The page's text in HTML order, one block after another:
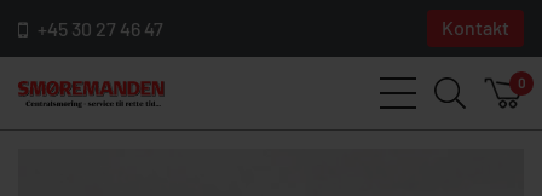
+45 30 27 46 47 Kontakt
0